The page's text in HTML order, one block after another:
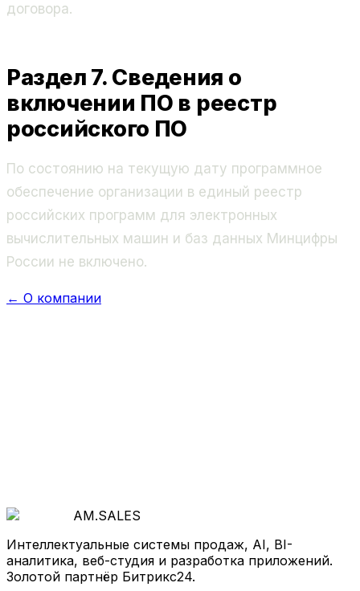
договора.
Раздел 7. Сведения о
включении ПО в реестр
российского ПО
По состоянию на текущую дату программное
обеспечение организации в единый реестр
российских программ для электронных
вычислительных машин и баз данных Минцифры
России не включено.
← О компании
AM.SALES
Интеллектуальные системы продаж, AI, BI-
аналитика, веб-студия и разработка приложений.
Золотой партнёр Битрикс24.